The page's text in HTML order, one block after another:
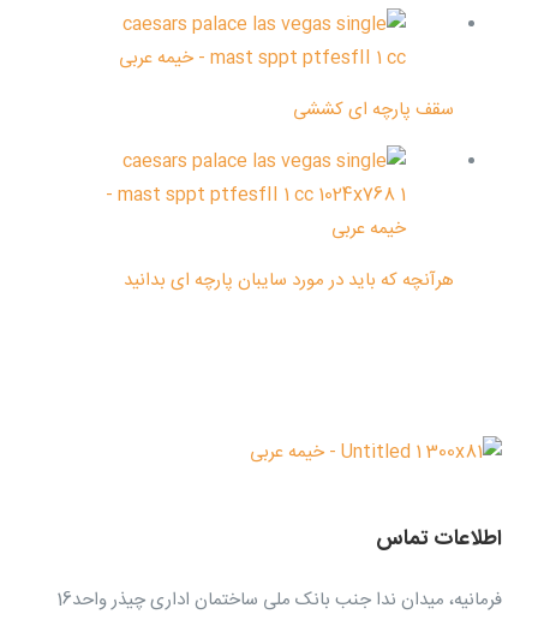
سقف پارچه ای کششی
هرآنچه که باید در مورد سایبان پارچه ای بدانید
اطلاعات تماس
فرمانیه، میدان ندا جنب بانک ملی ساختمان اداری چیذر واحد16